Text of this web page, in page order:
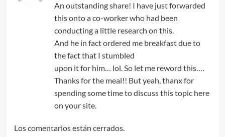
An outstanding share! I have just forwarded
this onto a co-worker who had been
conducting a little research on this.
And he in fact ordered me breakfast due to
the fact that I stumbled
upon it for him… lol. So let me reword this….
Thanks for the meal!! But yeah, thanx for
spending some time to discuss this topic here
on your site.
Los comentarios están cerrados.